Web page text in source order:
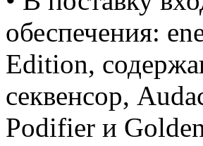
обеспечения:
Edition,
секвенсор,
Podifier и